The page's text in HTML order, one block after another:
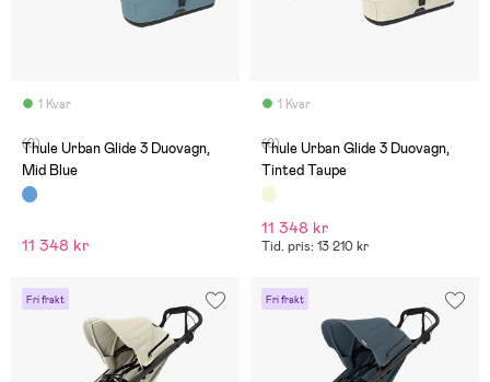
1 Kvar
(0)
Thule Urban Glide 3 Duovagn,
Mid Blue
11 348 kr
1 Kvar
(0)
Thule Urban Glide 3 Duovagn,
Tinted Taupe
11 348 kr
Tid. pris: 13 210 kr
Fri frakt Fri frakt